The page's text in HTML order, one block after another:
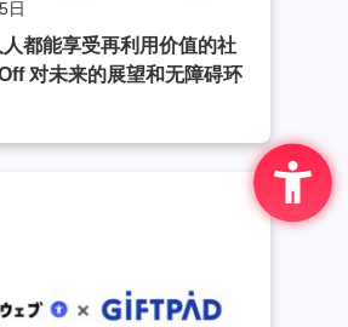
日
都能享受再利用价值的社
对未来的展望和无障碍环